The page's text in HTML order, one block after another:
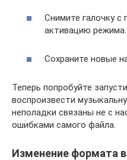
Снимите галочку с
активацию режима.
Сохраните новые
Теперь попробуйте
воспроизвести
неполадки связаны не с
ошибками самого файла.
Изменение формата